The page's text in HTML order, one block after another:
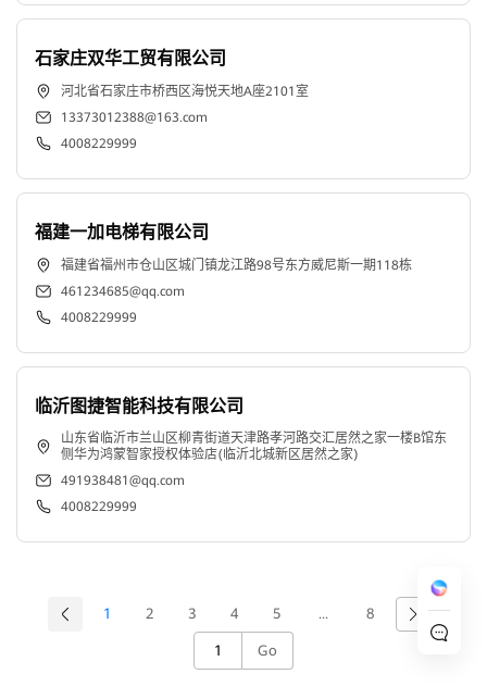
石家庄双华工贸有限公司
河北省石家庄市桥西区海悦天地A座2101室
13373012388@163.com
4008229999
福建一加电梯有限公司
福建省福州市仓山区城门镇龙江路98号东方威尼斯一期118栋
461234685@qq.com
4008229999
临沂图捷智能科技有限公司
山东省临沂市兰山区柳青街道天津路孝河路交汇居然之家一楼B馆东
侧华为鸿蒙智家授权体验店(临沂北城新区居然之家)
491938481@qq.com
4008229999
1 2 3 4 5 ... 8
Go